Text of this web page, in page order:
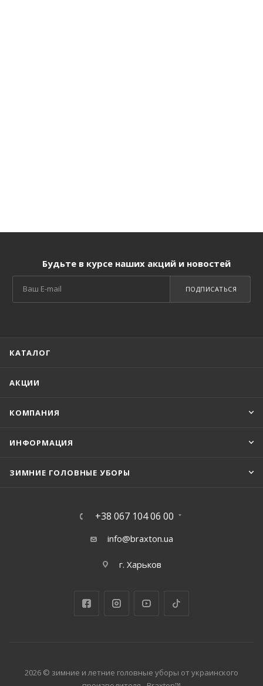
Будьте в курсе наших акций и новостей
ПОДПИСАТЬСЯ
КАТАЛОГ
АКЦИИ
КОМПАНИЯ
ИНФОРМАЦИЯ
ЗИМНИЕ ГОЛОВНЫЕ УБОРЫ
+38 067 104 06 00
info@braxton.ua
г. Харьков
2026 © зимние и летние головные уборы от украинского